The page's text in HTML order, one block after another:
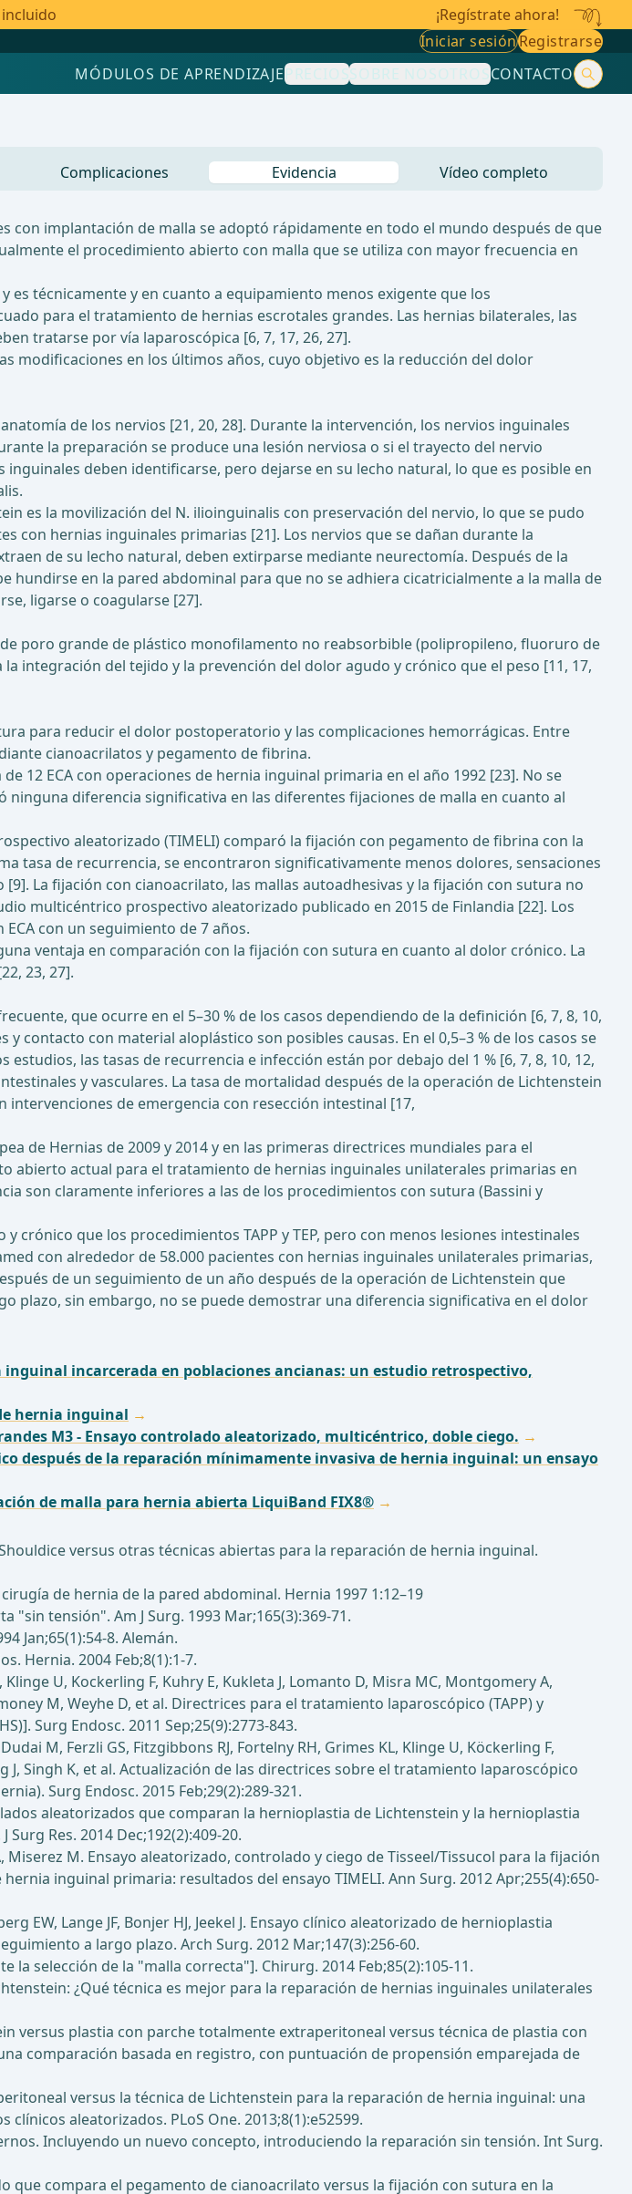
¡Regístrate ahora!
Iniciar sesiónRegistrarse
MÓDULOS DE APRENDIZAJEPRECIOSSOBRE NOSOTROSCONTACTO
Complicaciones Evidencia Vídeo completo
implantación de malla se adoptó rápidamente en todo el mundo después de que
el procedimiento abierto con malla que se utiliza con mayor frecuencia en
es técnicamente y en cuanto a equipamiento menos exigente que los
para el tratamiento de hernias escrotales grandes. Las hernias bilaterales, las
tratarse por vía laparoscópica [6, 7, 17, 26, 27].
modificaciones en los últimos años, cuyo objetivo es la reducción del dolor
de los nervios [21, 20, 28]. Durante la intervención, los nervios inguinales
la preparación se produce una lesión nerviosa o si el trayecto del nervio
deben identificarse, pero dejarse en su lecho natural, lo que es posible en
es la movilización del N. ilioinguinalis con preservación del nervio, lo que se pudo
con hernias inguinales primarias [21]. Los nervios que se dañan durante la
de su lecho natural, deben extirparse mediante neurectomía. Después de la
en la pared abdominal para que no se adhiera cicatricialmente a la malla de
ligarse o coagularse [27].
poro grande de plástico monofilamento no reabsorbible (polipropileno, fluoruro de
integración del tejido y la prevención del dolor agudo y crónico que el peso [11, 17,
para reducir el dolor postoperatorio y las complicaciones hemorrágicas. Entre
cianoacrilatos y pegamento de fibrina.
12 ECA con operaciones de hernia inguinal primaria en el año 1992 [23]. No se
diferencia significativa en las diferentes fijaciones de malla en cuanto al
aleatorizado (TIMELI) comparó la fijación con pegamento de fibrina con la
tasa de recurrencia, se encontraron significativamente menos dolores, sensaciones
La fijación con cianoacrilato, las mallas autoadhesivas y la fijación con sutura no
multicéntrico prospectivo aleatorizado publicado en 2015 de Finlandia [22]. Los
con un seguimiento de 7 años.
ventaja en comparación con la fijación con sutura en cuanto al dolor crónico. La
23, 27].
que ocurre en el 5–30 % de los casos dependiendo de la definición [6, 7, 8, 10,
contacto con material aloplástico son posibles causas. En el 0,5–3 % de los casos se
las tasas de recurrencia e infección están por debajo del 1 % [6, 7, 8, 10, 12,
y vasculares. La tasa de mortalidad después de la operación de Lichtenstein
intervenciones de emergencia con resección intestinal [17,
de Hernias de 2009 y 2014 y en las primeras directrices mundiales para el
actual para el tratamiento de hernias inguinales unilaterales primarias en
son claramente inferiores a las de los procedimientos con sutura (Bassini y
que los procedimientos TAPP y TEP, pero con menos lesiones intestinales
con alrededor de 58.000 pacientes con hernias inguinales unilaterales primarias,
de un seguimiento de un año después de la operación de Lichtenstein que
plazo, sin embargo, no se puede demostrar una diferencia significativa en el dolor
incarcerada en poblaciones ancianas: un estudio retrospectivo,
hernia inguinal
M3 - Ensayo controlado aleatorizado, multicéntrico, doble ciego.
después de la reparación mínimamente invasiva de hernia inguinal: un ensayo
de malla para hernia abierta LiquiBand FIX8®
versus otras técnicas abiertas para la reparación de hernia inguinal.
de hernia de la pared abdominal. Hernia 1997 1:12–19
"sin tensión". Am J Surg. 1993 Mar;165(3):369-71.
Jan;65(1):54-8. Alemán.
Hernia. 2004 Feb;8(1):1-7.
U, Kockerling F, Kuhry E, Kukleta J, Lomanto D, Misra MC, Montgomery A,
M, Weyhe D, et al. Directrices para el tratamiento laparoscópico (TAPP) y
Surg Endosc. 2011 Sep;25(9):2773-843.
M, Ferzli GS, Fitzgibbons RJ, Fortelny RH, Grimes KL, Klinge U, Köckerling F,
J, Singh K, et al. Actualización de las directrices sobre el tratamiento laparoscópico
Surg Endosc. 2015 Feb;29(2):289-321.
aleatorizados que comparan la hernioplastia de Lichtenstein y la hernioplastia
Res. 2014 Dec;192(2):409-20.
M. Ensayo aleatorizado, controlado y ciego de Tisseel/Tissucol para la fijación
inguinal primaria: resultados del ensayo TIMELI. Ann Surg. 2012 Apr;255(4):650-
EW, Lange JF, Bonjer HJ, Jeekel J. Ensayo clínico aleatorizado de hernioplastia
a largo plazo. Arch Surg. 2012 Mar;147(3):256-60.
la selección de la "malla correcta"]. Chirurg. 2014 Feb;85(2):105-11.
¿Qué técnica es mejor para la reparación de hernias inguinales unilaterales
versus plastia con parche totalmente extraperitoneal versus técnica de plastia con
comparación basada en registro, con puntuación de propensión emparejada de
versus la técnica de Lichtenstein para la reparación de hernia inguinal: una
aleatorizados. PLoS One. 2013;8(1):e52599.
Incluyendo un nuevo concepto, introduciendo la reparación sin tensión. Int Surg.
que compara el pegamento de cianoacrilato versus la fijación con sutura en la